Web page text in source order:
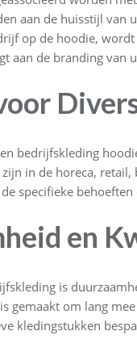
aan de huisstijl van
op de hoodie,
aan de branding van
bedrijfskleding
in de horeca,
specifieke
en
is
gemaakt om lang
kledingstukken